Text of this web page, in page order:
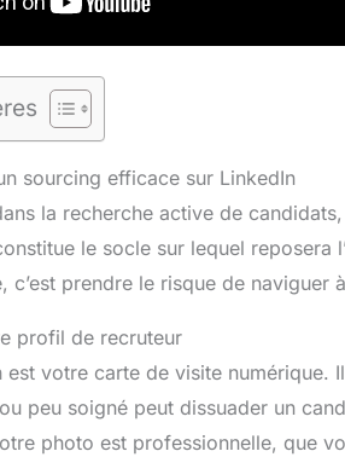
sourcing efficace sur LinkedIn
la recherche active de
le socle sur lequel reposera
c’est prendre le risque de naviguer
profil de recruteur
votre carte de visite numérique.
peu soigné peut dissuader un
photo est professionnelle, que